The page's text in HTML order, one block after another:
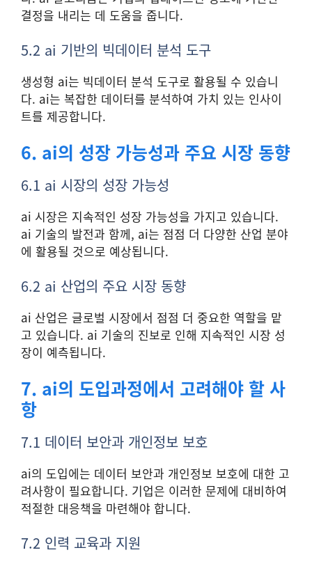
결정을 내리는 데 도움을 줍니다.
5.2 ai 기반의 빅데이터 분석 도구
생성형 ai는 빅데이터 분석 도구로 활용될 수 있습니
다. ai는 복잡한 데이터를 분석하여 가치 있는 인사이
트를 제공합니다.
6. ai의 성장 가능성과 주요 시장 동향
6.1 ai 시장의 성장 가능성
ai 시장은 지속적인 성장 가능성을 가지고 있습니다.
ai 기술의 발전과 함께, ai는 점점 더 다양한 산업 분야
에 활용될 것으로 예상됩니다.
6.2 ai 산업의 주요 시장 동향
ai 산업은 글로벌 시장에서 점점 더 중요한 역할을 맡
고 있습니다. ai 기술의 진보로 인해 지속적인 시장 성
장이 예측됩니다.
7. ai의 도입과정에서 고려해야 할 사
항
7.1 데이터 보안과 개인정보 보호
ai의 도입에는 데이터 보안과 개인정보 보호에 대한 고
려사항이 필요합니다. 기업은 이러한 문제에 대비하여
적절한 대응책을 마련해야 합니다.
7.2 인력 교육과 지원